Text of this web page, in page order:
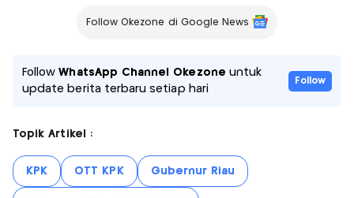
Follow Okezone di Google News
FollowWhatsApp Channel Okezone untuk
update berita terbaru setiap hari
Follow
Topik Artikel :
KPK OTT KPK Gubernur Riau